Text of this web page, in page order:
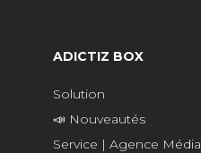
ADICTIZ BOX
Solution
📣 Nouveautés
Service | Agence Média